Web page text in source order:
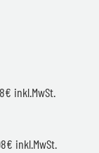
inkl.MwSt.
inkl.MwSt.